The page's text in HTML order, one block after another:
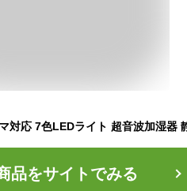
品をサイトでみる